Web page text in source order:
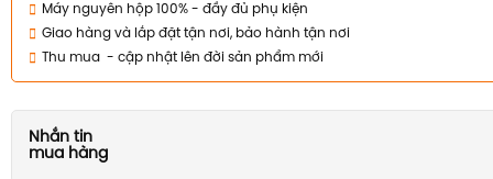
Máy nguyên hộp 100% - đầy đủ phụ kiện
Giao hàng và lắp đặt tận nơi, bảo hành tận nơi
Thu mua - cập nhật lên đời sản phẩm mới
Nhắn tin
mua hàng